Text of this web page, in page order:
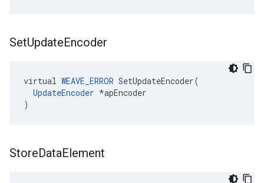
SetUpdateEncoder
virtual WEAVE_ERROR SetUpdateEncoder(
UpdateEncoder *apEncoder
)
StoreDataElement